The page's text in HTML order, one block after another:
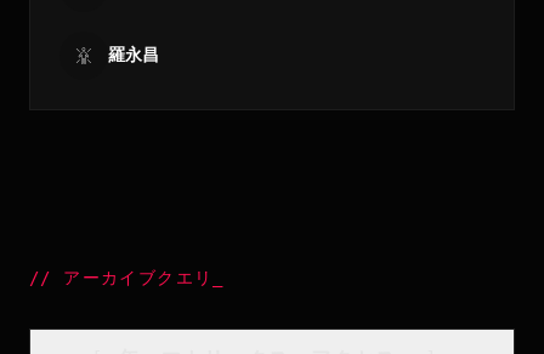
羅永昌
// アーカイブクエリ